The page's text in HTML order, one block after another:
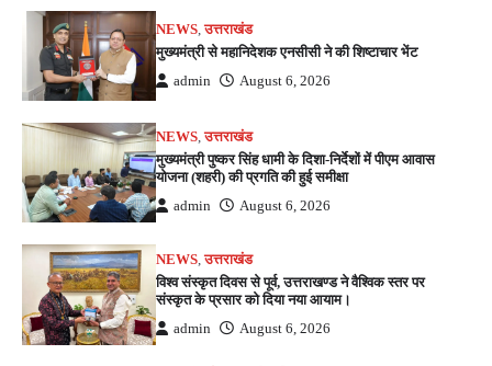
NEWS ,उत्तराखंड
मुख्यमंत्री से महानिदेशक एनसीसी ने की शिष्टाचार भेंट
admin August 6, 2026
NEWS,उत्तराखंड
मुख्यमंत्री पुष्कर सिंह धामी के दिशा-निर्देशों में पीएम आवास
योजना (शहरी) की प्रगति की हुई समीक्षा
admin August 6, 2026
NEWS,उत्तराखंड
विश्व संस्कृत दिवस से पूर्व, उत्तराखण्ड ने वैश्विक स्तर पर
संस्कृत के प्रसार को दिया नया आयाम।
admin August 6, 2026